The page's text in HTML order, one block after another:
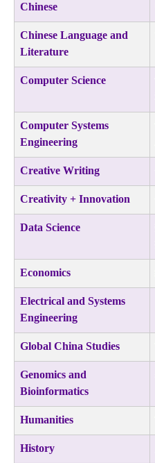
Chinese
Chinese Language and
Literature
Computer Science
Computer Systems
Engineering
Creative Writing
Creativity + Innovation
Data Science
Economics
Electrical and Systems
Engineering
Global China Studies
Genomics and
Bioinformatics
Humanities
History